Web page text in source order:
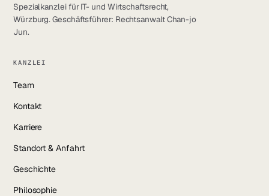
Spezialkanzlei für IT- und Wirtschaftsrecht,
Würzburg. Geschäftsführer: Rechtsanwalt Chan-jo
Jun.
KANZLEI
Team
Kontakt
Karriere
Standort & Anfahrt
Geschichte
Philosophie